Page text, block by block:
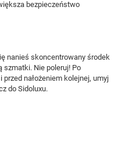
bezpieczeństwo
nanieś skoncentrowany środek
szmatki. Nie poleruj! Po
przed nałożeniem kolejnej, umyj
do Sidoluxu.